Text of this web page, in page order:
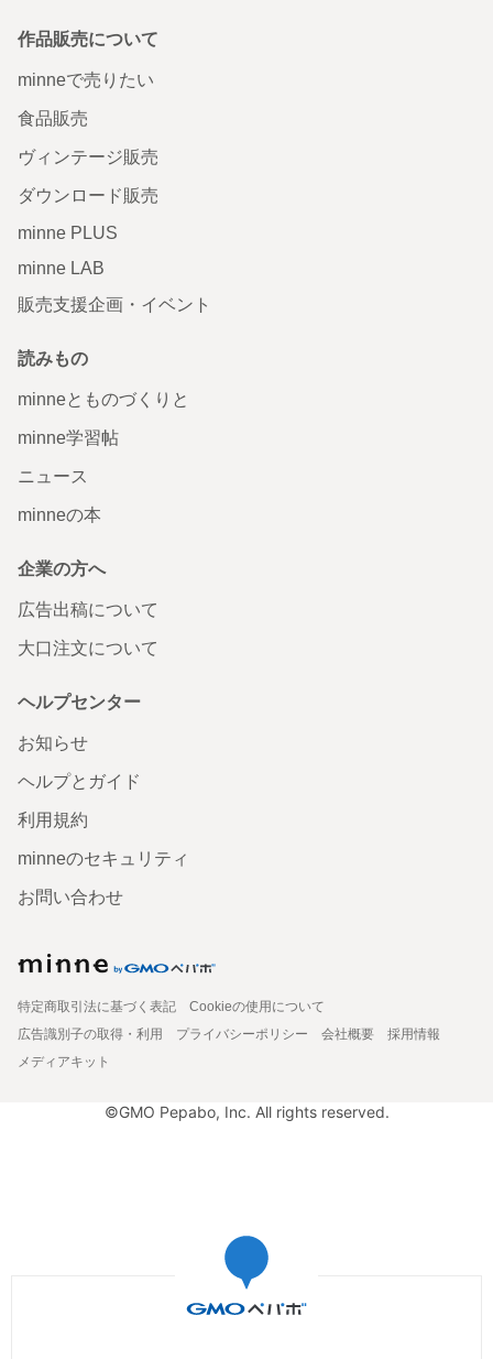
作品販売について
minneで売りたい
食品販売
ヴィンテージ販売
ダウンロード販売
minne PLUS
minne LAB
販売支援企画・イベント
読みもの
minneとものづくりと
minne学習帖
ニュース
minneの本
企業の方へ
広告出稿について
大口注文について
ヘルプセンター
お知らせ
ヘルプとガイド
利用規約
minneのセキュリティ
お問い合わせ
特定商取引法に基づく表記
Cookieの使用について
広告識別子の取得・利用
プライバシーポリシー 会社概要
採用情報
メディアキット
©GMO Pepabo, Inc. All rights reserved.